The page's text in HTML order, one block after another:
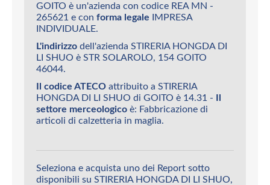
GOITO è un'azienda con codice REA MN -
265621 e con forma legale IMPRESA
INDIVIDUALE.
L'indirizzo dell'azienda STIRERIA HONGDA DI
LI SHUO è STR SOLAROLO, 154 GOITO
46044.
Il codice ATECO attribuito a STIRERIA
HONGDA DI LI SHUO di GOITO è 14.31 - Il
settore merceologico è: Fabbricazione di
articoli di calzetteria in maglia.
Seleziona e acquista uno dei Report sotto
disponibili su STIRERIA HONGDA DI LI SHUO,